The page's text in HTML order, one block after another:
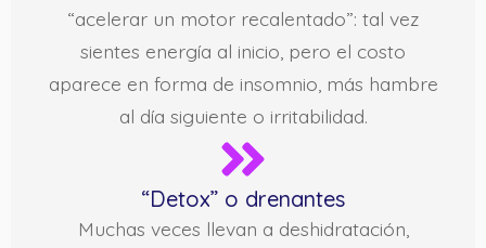
“acelerar un motor recalentado”: tal vez
sientes energía al inicio, pero el costo
aparece en forma de insomnio, más hambre
al día siguiente o irritabilidad.
“Detox” o drenantes
Muchas veces llevan a deshidratación,